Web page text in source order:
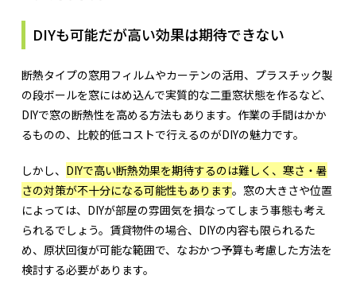
DIYも可能だが高い効果は期待できない
断熱タイプの窓用フィルムやカーテンの活用、プラスチック製
の段ボールを窓にはめ込んで実質的な二重窓状態を作るなど、
DIYで窓の断熱性を高める方法もあります。作業の手間はかか
るものの、比較的低コストで行えるのがDIYの魅力です。
しかし、 DIYで高い断熱効果を期待するのは難しく、寒さ・暑
さの対策が不十分になる可能性もあります。窓の大きさや位置
によっては、DIYが部屋の雰囲気を損なってしまう事態も考え
られるでしょう。賃貸物件の場合、DIYの内容も限られるた
め、原状回復が可能な範囲で、なおかつ予算も考慮した方法を
検討する必要があります。